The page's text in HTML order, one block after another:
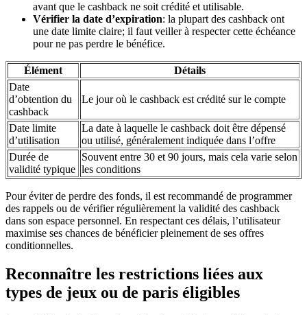
avant que le cashback ne soit crédité et utilisable.
Vérifier la date d’expiration: la plupart des cashback ont
une date limite claire; il faut veiller à respecter cette échéance
pour ne pas perdre le bénéfice.
Élément
Détails
Date
d’obtention du
cashback
Le jour où le cashback est crédité sur le compte
Date limite
d’utilisation
La date à laquelle le cashback doit être dépensé
ou utilisé, généralement indiquée dans l’offre
Durée de
validité typique
Souvent entre 30 et 90 jours, mais cela varie selon
les conditions
Pour éviter de perdre des fonds, il est recommandé de programmer
des rappels ou de vérifier régulièrement la validité des cashback
dans son espace personnel. En respectant ces délais, l’utilisateur
maximise ses chances de bénéficier pleinement de ses offres
conditionnelles.
Reconnaître les restrictions liées aux
types de jeux ou de paris éligibles